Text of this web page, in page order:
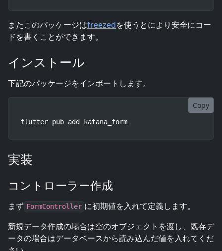
またこのパッケージはfreezedを使うとにより安全にコー
ドを書くことができます。
インストール
下記のパッケージをインポートします。
Copy
flutter pub add katana_form
実装
コントローラー作成
まず FormController に初期値を入れて定義します。
新規データ作成の場合は空のオブジェクトを渡し、既存デ
ータの場合はデータベースから読み込んだ値を入れてくだ